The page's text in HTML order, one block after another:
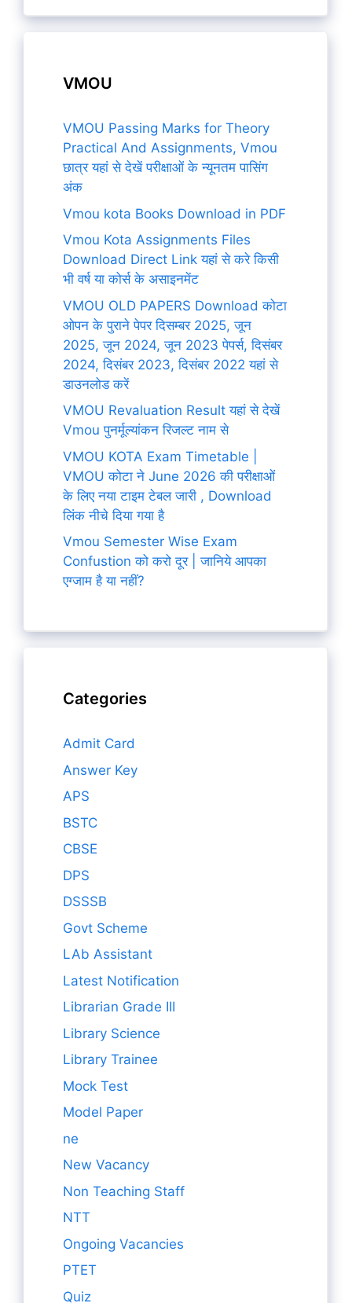
VMOU
VMOU Passing Marks for Theory
Practical And Assignments, Vmou
छात्र यहां से देखें परीक्षाओं के न्यूनतम पासिंग
अंक
Vmou kota Books Download in PDF
Vmou Kota Assignments Files
Download Direct Link यहां से करे किसी
भी वर्ष या कोर्स के असाइनमेंट
VMOU OLD PAPERS Download कोटा
ओपन के पुराने पेपर दिसम्बर 2025, जून
2025, जून 2024, जून 2023 पेपर्स, दिसंबर
2024, दिसंबर 2023, दिसंबर 2022 यहां से
डाउनलोड करें
VMOU Revaluation Result यहां से देखें
Vmou पुनर्मूल्यांकन रिजल्ट नाम से
VMOU KOTA Exam Timetable |
VMOU कोटा ने June 2026 की परीक्षाओं
के लिए नया टाइम टेबल जारी , Download
लिंक नीचे दिया गया है
Vmou Semester Wise Exam
Confustion को करो दूर | जानिये आपका
एग्जाम है या नहीं?
Categories
Admit Card
Answer Key
APS
BSTC
CBSE
DPS
DSSSB
Govt Scheme
LAb Assistant
Latest Notification
Librarian Grade III
Library Science
Library Trainee
Mock Test
Model Paper
ne
New Vacancy
Non Teaching Staff
NTT
Ongoing Vacancies
PTET
Quiz